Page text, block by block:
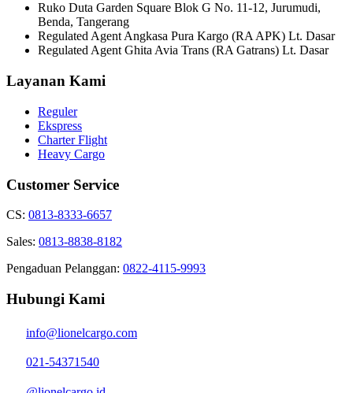
Ruko Duta Garden Square Blok G No. 11-12, Jurumudi,
Benda, Tangerang
Regulated Agent Angkasa Pura Kargo (RA APK) Lt. Dasar
Regulated Agent Ghita Avia Trans (RA Gatrans) Lt. Dasar
Layanan Kami
Reguler
Ekspress
Charter Flight
Heavy Cargo
Customer Service
CS: 0813-8333-6657
Sales: 0813-8838-8182
Pengaduan Pelanggan: 0822-4115-9993
Hubungi Kami
info@lionelcargo.com
021-54371540